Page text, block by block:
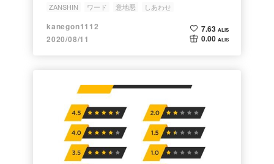
ZANSHIN ワード 意地悪 しあわせ
kanegon1112
2020/08/11
7.63 ALIS
0.00 ALIS